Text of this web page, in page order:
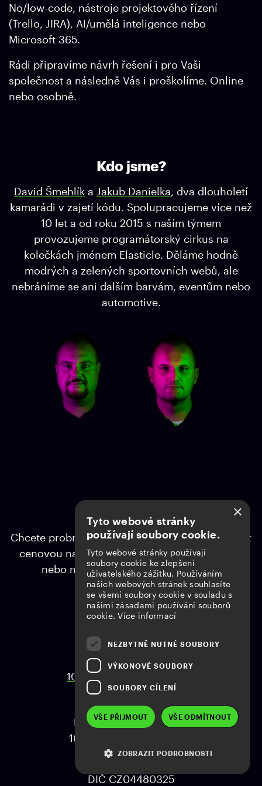
No/low-code, nástroje projektového řízení
(Trello, JIRA), AI/umělá inteligence nebo
Microsoft 365.
Rádi připravíme návrh řešení i pro Vaši
společnost a následně Vás i proškolíme. Online
nebo osobně.
Kdo jsme?
David Šmehlík a Jakub Danielka, dva dlouholetí
kamarádi v zajetí kódu. Spolupracujeme více než
10 let a od roku 2015 s naším týmem
provozujeme programátorský cirkus na
kolečkách jménem Elasticle. Děláme hodně
modrých a zelených sportovních webů, ale
nebráníme se ani dalším barvám, eventům nebo
automotive.
Chcete probrat možnosti spolupráce nebo získat
cenovou nabídku? Můžeme se potkat osobně
nebo na kterékoliv online platformě.
+420 774 303 305
info@elasticle.cz
www.elasticle.cz
Kytínská 1626/5
102 00 Praha 15 - Hostivař
Fakturační adresa
K Horoměřicům 1184/41
165 00 Praha 6 - Suchdol
DIČ CZ04480325
×
Tyto webové stránky
používají soubory cookie.
Tyto webové stránky používají
soubory cookie ke zlepšení
uživatelského zážitku. Používáním
našich webových stránek souhlasíte
se všemi soubory cookie v souladu s
našimi zásadami používání souborů
cookie.Více informací
NEZBYTNĚ NUTNÉ SOUBORY
VÝKONOVÉ SOUBORY
SOUBORY CÍLENÍ
VŠE PŘIJMOUT VŠE ODMÍTNOUT
ZOBRAZIT PODROBNOSTI